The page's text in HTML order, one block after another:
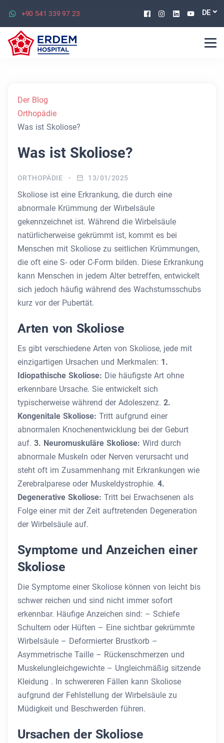
+90 541 339 97 23 Facebook
Instagram
Linkedin
DE
Der Blog
Orthopädie
Was ist Skoliose?
Was ist Skoliose?
ORTHOPÄDIE 13/01/2025
Skoliose ist eine Erkrankung, die durch eine
abnormale Krümmung der Wirbelsäule
gekennzeichnet ist. Während die Wirbelsäule
natürlicherweise gekrümmt ist, kommt es bei
Menschen mit Skoliose zu seitlichen Krümmungen,
die oft eine S- oder C-Form bilden. Diese Erkrankung
kann Menschen in jedem Alter betreffen, entwickelt
sich jedoch häufig während des Wachstumsschubs
kurz vor der Pubertät.
Arten von Skoliose
Es gibt verschiedene Arten von Skoliose, jede mit
einzigartigen Ursachen und Merkmalen: 1.
Idiopathische Skoliose: Die häufigste Art ohne
erkennbare Ursache. Sie entwickelt sich
typischerweise während der Adoleszenz. 2.
Kongenitale Skoliose: Tritt aufgrund einer
abnormalen Knochenentwicklung bei der Geburt
auf. 3. Neuromuskuläre Skoliose: Wird durch
abnormale Muskeln oder Nerven verursacht und
steht oft im Zusammenhang mit Erkrankungen wie
Zerebralparese oder Muskeldystrophie. 4.
Degenerative Skoliose: Tritt bei Erwachsenen als
Folge einer mit der Zeit auftretenden Degeneration
der Wirbelsäule auf.
Symptome und Anzeichen einer
Skoliose
Die Symptome einer Skoliose können von leicht bis
schwer reichen und sind nicht immer sofort
erkennbar. Häufige Anzeichen sind: – Schiefe
Schultern oder Hüften – Eine sichtbar gekrümmte
Wirbelsäule – Deformierter Brustkorb –
Asymmetrische Taille – Rückenschmerzen und
Muskelungleichgewichte – Ungleichmäßig sitzende
Kleidung . In schwereren Fällen kann Skoliose
aufgrund der Fehlstellung der Wirbelsäule zu
Müdigkeit und Beschwerden führen.
Ursachen der Skoliose